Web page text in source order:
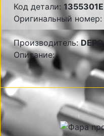
Код детали: 1355301E
Оригинальный номер:
Производитель:DEPO
Описание: